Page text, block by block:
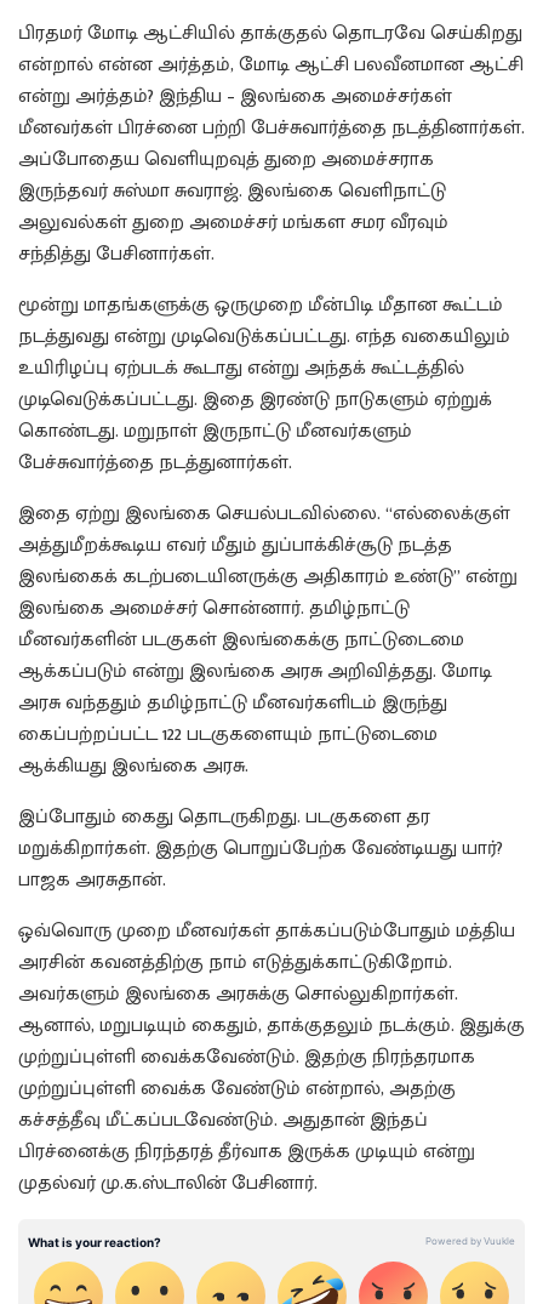
பிரதமர் மோடி ஆட்சியில் தாக்குதல் தொடரவே செய்கிறது
என்றால் என்ன அர்த்தம், மோடி ஆட்சி பலவீனமான ஆட்சி
என்று அர்த்தம்? இந்திய – இலங்கை அமைச்சர்கள்
மீனவர்கள் பிரச்னை பற்றி பேச்சுவார்த்தை நடத்தினார்கள்.
அப்போதைய வெளியுறவுத் துறை அமைச்சராக
இருந்தவர் சுஸ்மா சுவராஜ். இலங்கை வெளிநாட்டு
அலுவல்கள் துறை அமைச்சர் மங்கள சமர வீரவும்
சந்தித்து பேசினார்கள்.
மூன்று மாதங்களுக்கு ஒருமுறை மீன்பிடி மீதான கூட்டம்
நடத்துவது என்று முடிவெடுக்கப்பட்டது. எந்த வகையிலும்
உயிரிழப்பு ஏற்படக் கூடாது என்று அந்தக் கூட்டத்தில்
முடிவெடுக்கப்பட்டது. இதை இரண்டு நாடுகளும் ஏற்றுக்
கொண்டது. மறுநாள் இருநாட்டு மீனவர்களும்
பேச்சுவார்த்தை நடத்துனார்கள்.
இதை ஏற்று இலங்கை செயல்படவில்லை. “எல்லைக்குள்
அத்துமீறக்கூடிய எவர் மீதும் துப்பாக்கிச்சூடு நடத்த
இலங்கைக் கடற்படையினருக்கு அதிகாரம் உண்டு” என்று
இலங்கை அமைச்சர் சொன்னார். தமிழ்நாட்டு
மீனவர்களின் படகுகள் இலங்கைக்கு நாட்டுடைமை
ஆக்கப்படும் என்று இலங்கை அரசு அறிவித்தது. மோடி
அரசு வந்ததும் தமிழ்நாட்டு மீனவர்களிடம் இருந்து
கைப்பற்றப்பட்ட 122 படகுகளையும் நாட்டுடைமை
ஆக்கியது இலங்கை அரசு.
இப்போதும் கைது தொடருகிறது. படகுகளை தர
மறுக்கிறார்கள். இதற்கு பொறுப்பேற்க வேண்டியது யார்?
பாஜக அரசுதான்.
ஒவ்வொரு முறை மீனவர்கள் தாக்கப்படும்போதும் மத்திய
அரசின் கவனத்திற்கு நாம் எடுத்துக்காட்டுகிறோம்.
அவர்களும் இலங்கை அரசுக்கு சொல்லுகிறார்கள்.
ஆனால், மறுபடியும் கைதும், தாக்குதலும் நடக்கும். இதுக்கு
முற்றுப்புள்ளி வைக்கவேண்டும். இதற்கு நிரந்தரமாக
முற்றுப்புள்ளி வைக்க வேண்டும் என்றால், அதற்கு
கச்சத்தீவு மீட்கப்படவேண்டும். அதுதான் இந்தப்
பிரச்னைக்கு நிரந்தரத் தீர்வாக இருக்க முடியும் என்று
முதல்வர் மு.க.ஸ்டாலின் பேசினார்.